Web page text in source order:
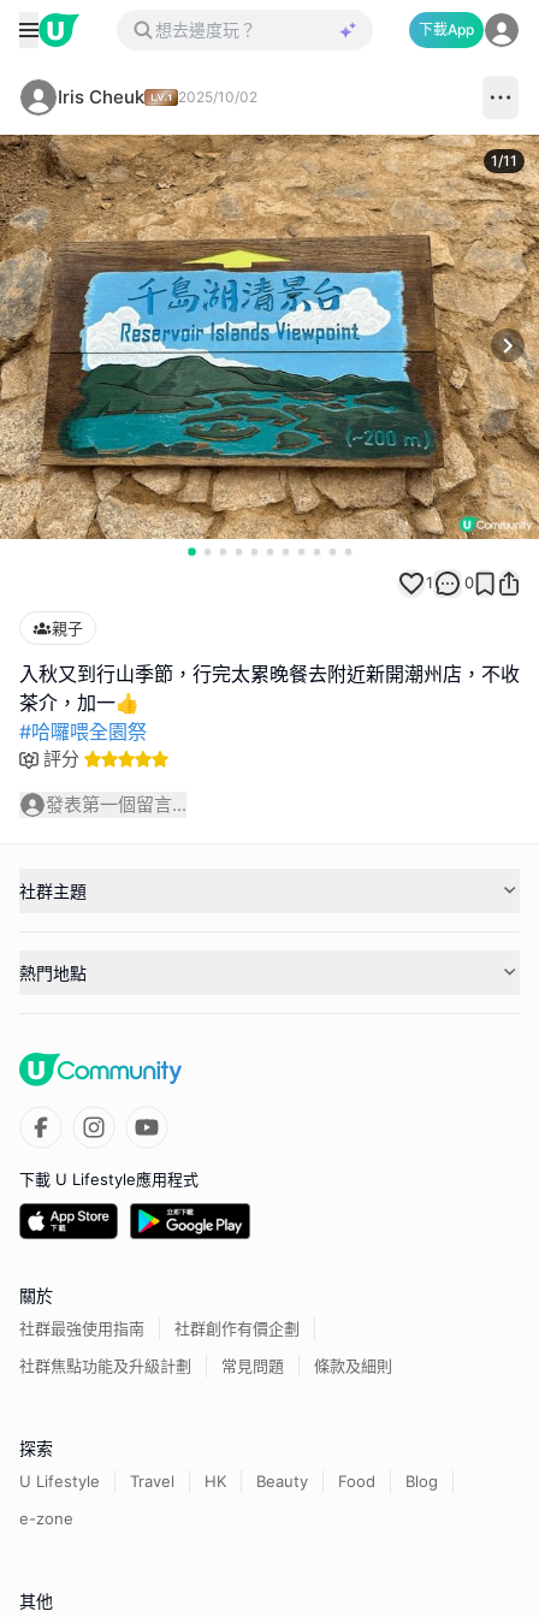
下載App
Iris Cheuk 2025/10/02
1/11
1 0
親子
入秋又到行山季節，行完太累晚餐去附近新開潮州店，不收
#哈囉喂全園祭
評分
發表第一個留言...
社群主題
熱門地點
下載 U Lifestyle應用程式
關於
社群最強使用指南
社群創作有價企劃
社群焦點功能及升級計劃
常見問題 條款及細則
探索
U Lifestyle Travel HK Beauty Food
Blog
e-zone
其他